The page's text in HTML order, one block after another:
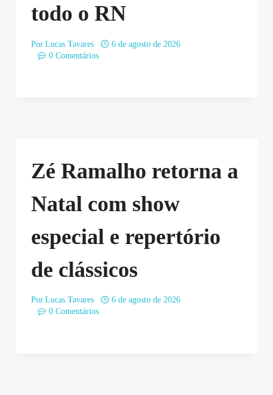
todo o RN
Por Lucas Tavares
6 de agosto de 2026
0 Comentários
Zé Ramalho retorna a
Natal com show
especial e repertório
de clássicos
Por Lucas Tavares
6 de agosto de 2026
0 Comentários